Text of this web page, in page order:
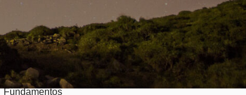
CATEGORÍAS
Cuentos y poemas
Ecología
Fisiología
Fundamentos